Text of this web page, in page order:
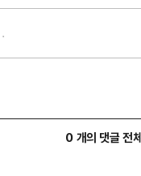
0 개의 댓글 전